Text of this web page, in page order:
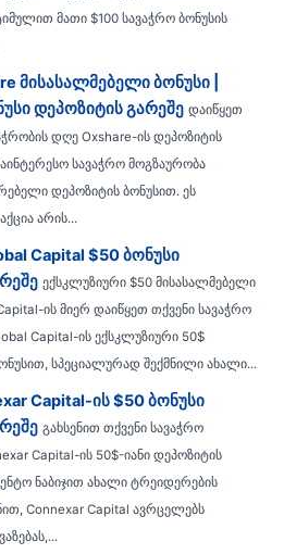
მათი $100 სავაჭრო ბონუსის
მისასალმებელი ბონუსი |
დეპოზიტის გარეშე დაიწყეთ
დღე Oxshare-ის დეპოზიტის
სავაჭრო მოგზაურობა
დეპოზიტის ბონუსით. ეს
არის...
Capital $50 ბონუსი
ექსკლუზიური $50 მისასალმებელი
ის მიერ დაიწყეთ თქვენი სავაჭრო
Capital-ის ექსკლუზიური 50$
სპეციალურად შექმნილი ახალი...
Capital-ის $50 ბონუსი
გახსენით თქვენი სავაჭრო
Capital-ის 50$-იანი დეპოზიტის
ნაბიჯით ახალი ტრეიდერების
Connexar Capital ავრცელებს